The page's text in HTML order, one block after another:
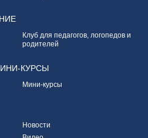
Клуб для педагогов, логопедов и
родителей
КУРСЫ
Мини-курсы
Новости